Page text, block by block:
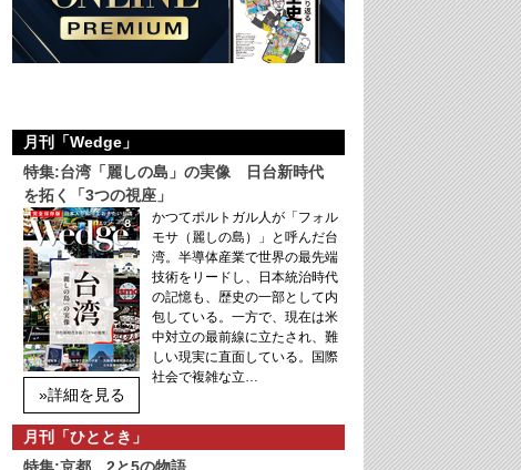
月刊「Wedge」
特集:台湾「麗しの島」の実像 日台新時代
を拓く「3つの視座」
»詳細を見る
かつてポルトガル人が「フォル
モサ（麗しの島）」と呼んだ台
湾。半導体産業で世界の最先端
技術をリードし、日本統治時代
の記憶も、歴史の一部として内
包している。一方で、現在は米
中対立の最前線に立たされ、難
しい現実に直面している。国際
社会で複雑な立…
月刊「ひととき」